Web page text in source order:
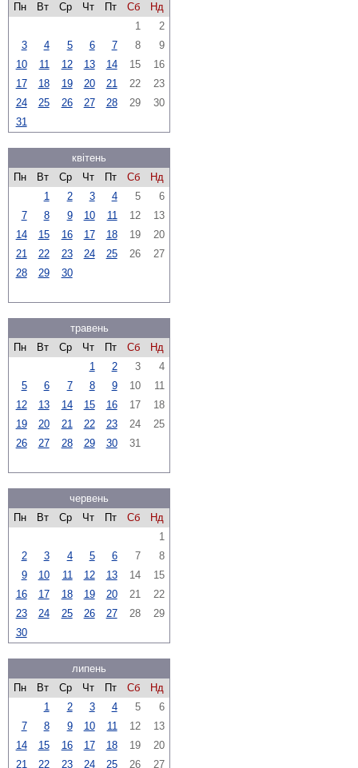
Пн
Вт Ср Чт Пт Сб
Нд
1
2
3
4 5 6 7 8
9
10
11 12 13 14 15
16
17
18 19 20 21 22
23
24
25 26 27 28 29
30
31
квітень
Пн
Вт Ср Чт Пт Сб
Нд
1
2 3 4 5
6
7
8 9 10 11 12
13
14
15 16 17 18 19
20
21
22 23 24 25 26
27
28
29 30
травень
Пн
Вт Ср Чт Пт Сб
Нд
1
2 3
4
5
6 7 8 9 10
11
12
13 14 15 16 17
18
19
20 21 22 23 24
25
26
27 28 29 30 31
червень
Пн
Вт Ср Чт Пт Сб
Нд
1
2
3 4 5 6 7
8
9
10 11 12 13 14
15
16
17 18 19 20 21
22
23
24 25 26 27 28
29
30
липень
Пн
Вт Ср Чт Пт Сб
Нд
1
2 3 4 5
6
7
8 9 10 11 12
13
14
15 16 17 18 19
20
21
22 23 24 25 26
27